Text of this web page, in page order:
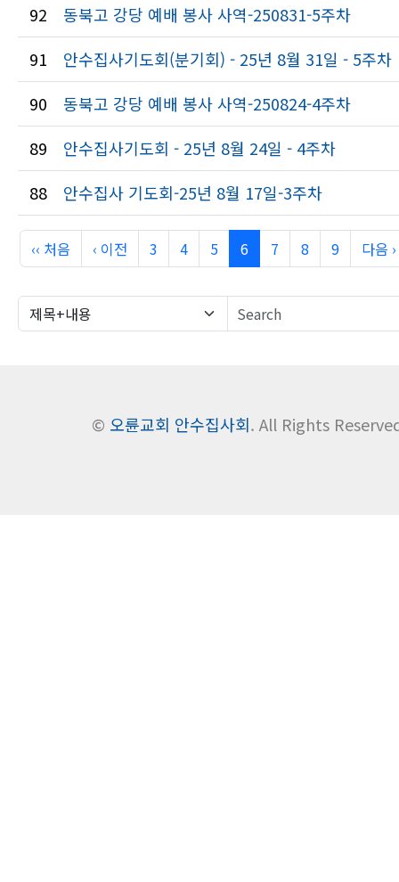
92
동북고 강당 예배 봉사 사역-250831-5주차
91
안수집사기도회(분기회) - 25년 8월 31일 - 5주차
90
동북고 강당 예배 봉사 사역-250824-4주차
89
안수집사기도회 - 25년 8월 24일 - 4주차
88
안수집사 기도회-25년 8월 17일-3주차
‹‹ 처음 ‹ 이전 3 4 5 6 7 8 9 다음 ›
© 오륜교회 안수집사회. All Rights